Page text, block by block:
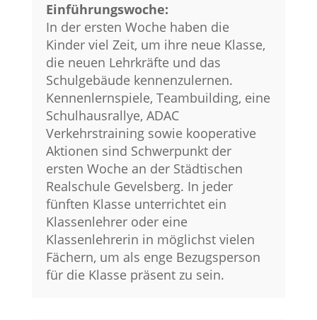
Einführungswoche:
In der ersten Woche haben die
Kinder viel Zeit, um ihre neue Klasse,
die neuen Lehrkräfte und das
Schulgebäude kennenzulernen.
Kennenlernspiele, Teambuilding, eine
Schulhausrallye, ADAC
Verkehrstraining sowie kooperative
Aktionen sind Schwerpunkt der
ersten Woche an der Städtischen
Realschule Gevelsberg. In jeder
fünften Klasse unterrichtet ein
Klassenlehrer oder eine
Klassenlehrerin in möglichst vielen
Fächern, um als enge Bezugsperson
für die Klasse präsent zu sein.